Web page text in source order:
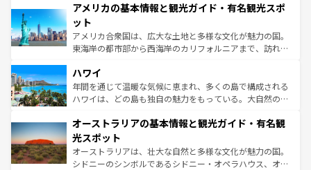
ンツ一覧を参照してほしい。
の建物がそのまま残る町や、スイスならではのユニークな
博物館もあり、アルプス観光だけでなく町歩きも満喫する
ことができる。国民の所得が高いため物価も高いが、旅行
者向けの交通パス提供のサービスもあり、うまく活用すれ
着のスイス情報は
アメリカの基本情報と観光ガイド・有名観光スポ
ット
アメリカ合衆国は、広大な土地と多様な文化が魅力の国。
東海岸の都市部から西海岸のカリフォルニアまで、訪れる
のような巨大都市は、観光、ショッピング、エンターテイ
ンメントが詰まった刺激的なスポットだ。一方、アメリカ
西部には大自然が広がり、グランドキャニオンやイエロー
部のニューオーリンズでは、音楽と美食が融合した独特の
文化が魅力。旅行者はアメリカの各地域で異なる魅力を楽
しみながら、その多様性と豊かな歴史を感じることができ
るだろう。車でのロードトリップや列車の旅も、アメリカ
ハワイ
年間を通じて温暖な気候に恵まれ、多くの島で構成される
ハワイは、どの島も独自の魅力をもっている。大自然の神
ワイ島は見逃せない。また、定番の観光地といえばオアフ
島だが、静かな自然を求めるならマウイ島やカウアイ島が
おすすめ。エメラルドグリーンに輝く海をはじめ、豊かな
文化や歴史が息づいている。「アロハスピリット」と呼ば
オーストラリアの基本情報と観光ガイド・有名観
光スポット
オーストラリアは、壮大な自然と多様な文化が魅力の国。
シドニーのシンボルであるシドニー・オペラハウス、オー